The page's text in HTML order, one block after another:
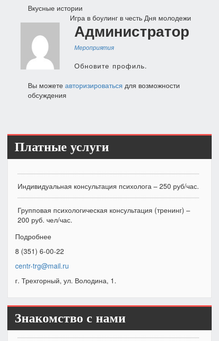
Навигация
по
записям
Вкусные истории
Игра в боулинг в честь Дня молодежи
Администратор
Мероприятия
Обновите профиль.
Вы можете авторизироваться для возможности
обсуждения
Платные услуги
Индивидуальная консультация психолога – 250 руб/час.
Групповая психологическая консультация (тренинг) –
200 руб. чел/час.
Подробнее
8 (351) 6-00-22
centr-trg@mail.ru
г. Трехгорный, ул. Володина, 1.
Знакомство с нами